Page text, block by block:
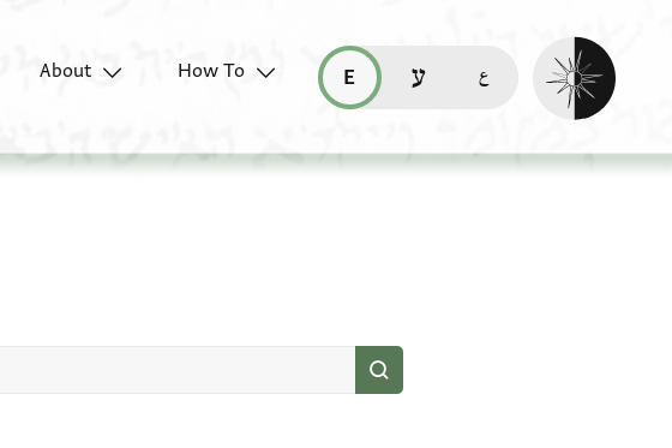
About
How To
read this page in English (en)
קריאת העמוד ב-עברית (he)
Enable dark